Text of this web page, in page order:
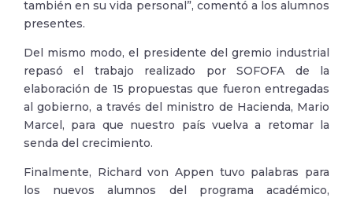
también en su vida personal”, comentó a los alumnos
presentes.
Del mismo modo, el presidente del gremio industrial
repasó el trabajo realizado por SOFOFA de la
elaboración de 15 propuestas que fueron entregadas
al gobierno, a través del ministro de Hacienda, Mario
Marcel, para que nuestro país vuelva a retomar la
senda del crecimiento.
Finalmente, Richard von Appen tuvo palabras para
los nuevos alumnos del programa académico,